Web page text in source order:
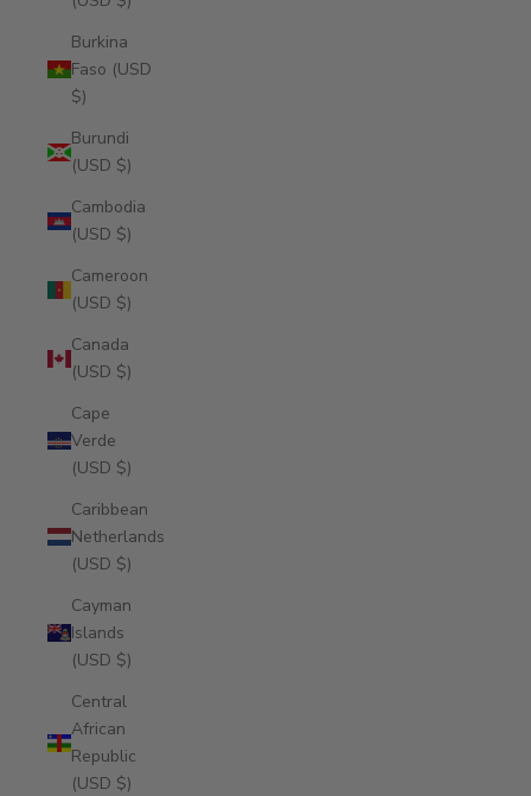
Burkina
Faso (USD
$)
Burundi
(USD $)
Cambodia
(USD $)
Cameroon
(USD $)
Canada
(USD $)
Cape
Verde
(USD $)
Caribbean
Netherlands
(USD $)
Cayman
Islands
(USD $)
Central
African
Republic
(USD $)